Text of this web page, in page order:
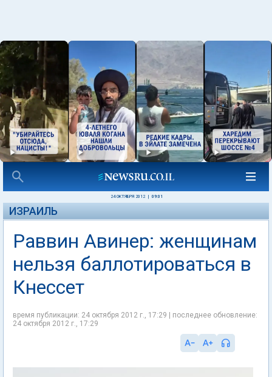
24 ОКТЯБРЯ 2012 09:01
ИЗРАИЛЬ
Раввин Авинер: женщинам
нельзя баллотироваться в
Кнессет
время публикации: 24 октября 2012 г., 17:29 | последнее обновление:
24 октября 2012 г., 17:29